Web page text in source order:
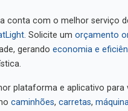
conta com o melhor serviço
. Solicite um orçamento
gerando economia e
plataforma e aplicativo
caminhões, carretas,